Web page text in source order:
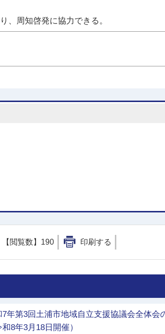
、周知啓発に協力できる。
【閲覧数】 190 印刷する
7年第3回土浦市地域自立支援協議会全体会
和8年3月18日開催）